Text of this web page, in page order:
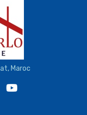
Maroc